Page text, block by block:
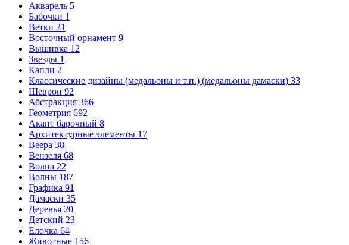
Акварель 5
Бабочки 1
Ветки 21
Восточный орнамент 9
Вышивка 12
Звезды 1
Капли 2
Классические дизайны (медальоны и т.п.) (медальоны дамаски) 33
Шеврон 92
Абстракция 366
Геометрия 692
Акант барочный 8
Архитектурные элементы 17
Веера 38
Вензеля 68
Волна 22
Волны 187
Графика 91
Дамаски 35
Деревья 20
Детский 23
Елочка 64
Животные 156